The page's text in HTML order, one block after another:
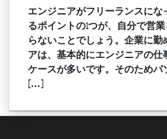
エンジニアがフリーランスにな
るポイントの1つが、自分で営
らないことでしょう。企業に勤
アは、基本的にエンジニアの仕
ケースが多いです。そのためパ
[…]